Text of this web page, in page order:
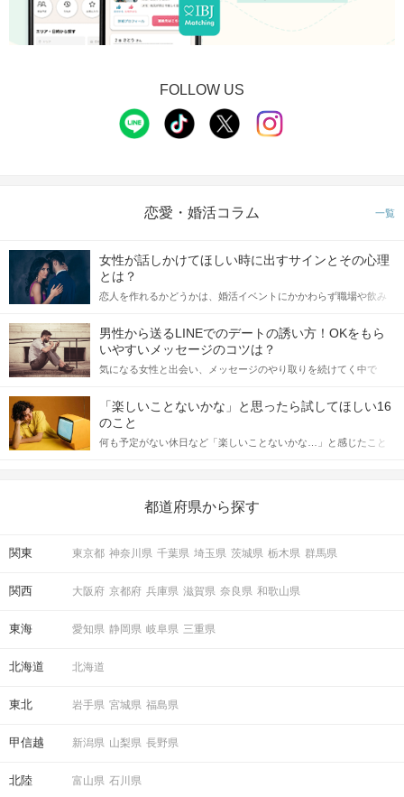
FOLLOW US
恋愛・婚活コラム 一覧
女性が話しかけてほしい時に出すサインとその心理
とは？
恋人を作れるかどうかは、婚活イベントにかかわらず職場や飲み
てアプローチできるかにも左右されます。 これから恋人作りを本
格的に始めようとしている方は、女性が異性を求めて出すサイン
をしっかりと理解し、正しい行動に移せるかどうかが重要。 この
記事では、女性が話しかけて欲しい時に出すサインとその心理を
合にどのような行動に繋げるべきかをご紹介していきます。
男性から送るLINEでのデートの誘い方！OKをもら
いやすいメッセージのコツは？
気になる女性と出会い、メッセージのやり取りを続けてく中で
しかし、中には「どう誘ったらいいの？」とお困りの男性もいら
っしゃるのではないでしょうか。 そこで今回は、男性から女性へ
送るLINEでのデートの誘い方のコツをご紹介します。例文も混じ
えながら解説するので、ぜひ参考にしてください。
「楽しいことないかな」と思ったら試してほしい16
のこと
何も予定がない休日など「楽しいことないかな…」と感じたこと
の楽しいことアイデアを集めました♪ いままさに楽しいことを探し
都道府県から探す
関東 東京都 神奈川県 千葉県 埼玉県 茨城県 栃木県 群馬県
関西 大阪府 京都府 兵庫県 滋賀県 奈良県 和歌山県
東海 愛知県 静岡県 岐阜県 三重県
北海道 北海道
東北 岩手県 宮城県 福島県
甲信越 新潟県 山梨県 長野県
北陸 富山県 石川県